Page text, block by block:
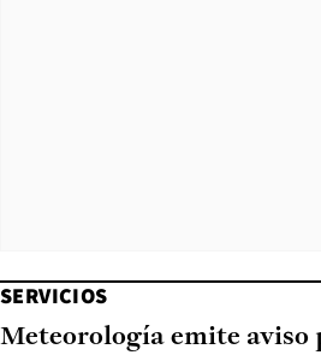
SERVICIOS
Meteorología emite aviso